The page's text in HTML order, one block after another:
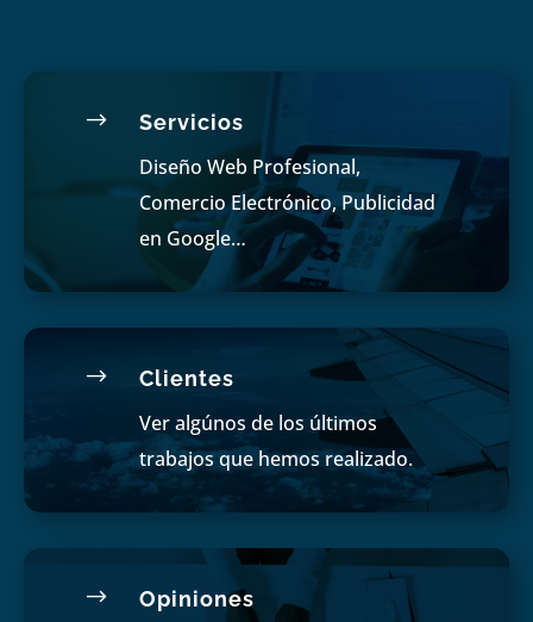
$ Servicios
Diseño Web Profesional,
Comercio Electrónico, Publicidad
en Google…
$ Clientes
Ver algúnos de los últimos
trabajos que hemos realizado.
$ Opiniones